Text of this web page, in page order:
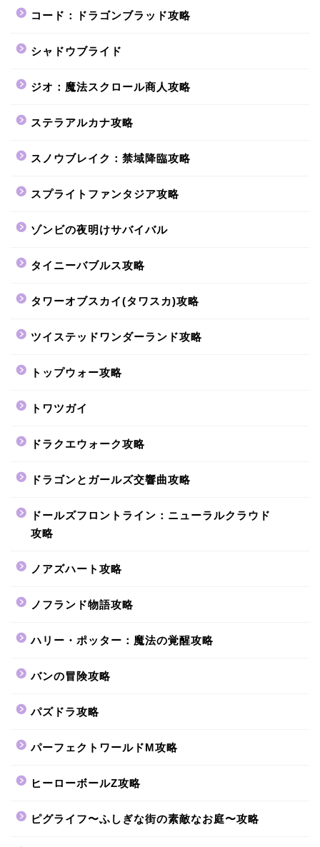
コード：ドラゴンブラッド攻略
シャドウブライド
ジオ：魔法スクロール商人攻略
ステラアルカナ攻略
スノウブレイク：禁域降臨攻略
スプライトファンタジア攻略
ゾンビの夜明けサバイバル
タイニーバブルス攻略
タワーオブスカイ(タワスカ)攻略
ツイステッドワンダーランド攻略
トップウォー攻略
トワツガイ
ドラクエウォーク攻略
ドラゴンとガールズ交響曲攻略
ドールズフロントライン：ニューラルクラウド
攻略
ノアズハート攻略
ノフランド物語攻略
ハリー・ポッター：魔法の覚醒攻略
バンの冒険攻略
パズドラ攻略
パーフェクトワールドM攻略
ヒーローボールZ攻略
ピグライフ〜ふしぎな街の素敵なお庭〜攻略